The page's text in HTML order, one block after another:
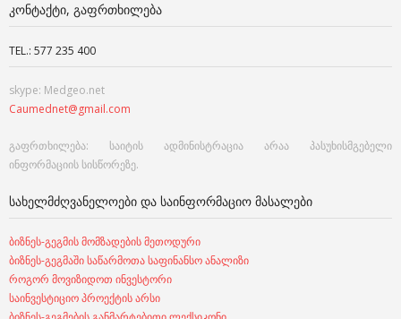
ᲙᲝᲜᲢᲐᲥᲢᲘ, ᲒᲐᲤᲠᲗᲮᲘᲚᲔᲑᲐ
TEL.: 577 235 400
skype: Medgeo.net
Caumednet@gmail.com
გაფრთხილება: საიტის ადმინისტრაცია არაა პასუხისმგებელი
ინფორმაციის სისწორეზე.
ᲡᲐᲮᲔᲚᲛᲫᲦᲕᲐᲜᲔᲚᲝᲔᲑᲘ ᲓᲐ ᲡᲐᲘᲜᲤᲝᲠᲛᲐᲪᲘᲝ ᲛᲐᲡᲐᲚᲔᲑᲘ
ბიზნეს-გეგმის მომზადების მეთოდური
ბიზნეს-გეგმაში საწარმოთა საფინანსო ანალიზი
როგორ მოვიზიდოთ ინვესტორი
საინვესტიციო პროექტის არსი